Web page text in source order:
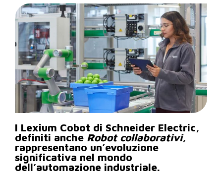
I Lexium Cobot di Schneider Electric,
definiti anche Robot collaborativi,
rappresentano un’evoluzione
significativa nel mondo
dell’automazione industriale.